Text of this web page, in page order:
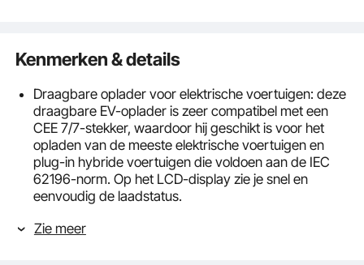
Kenmerken & details
Draagbare oplader voor elektrische voertuigen: deze
draagbare EV-oplader is zeer compatibel met een
CEE 7/7-stekker, waardoor hij geschikt is voor het
opladen van de meeste elektrische voertuigen en
plug-in hybride voertuigen die voldoen aan de IEC
62196-norm. Op het LCD-display zie je snel en
eenvoudig de laadstatus.
veiligheidscertificeringsnormen. Tijdens het opladen
Zie meer